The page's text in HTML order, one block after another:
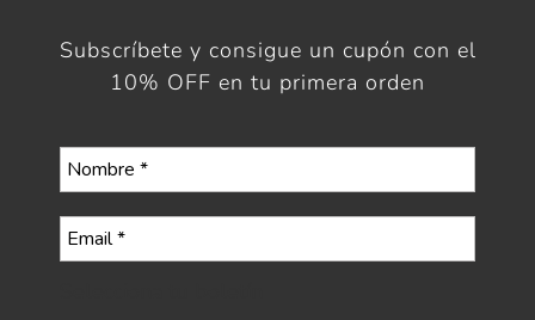
Subscríbete y consigue un cupón con el
10% OFF en tu primera orden